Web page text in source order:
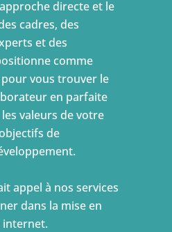
directe et le
cadres, des
et des
comme
vous trouver le
en parfaite
valeurs de votre
de
appel à nos services
dans la mise en
internet.